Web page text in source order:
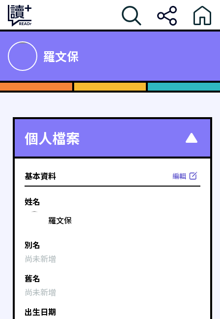
羅文保
個人檔案
基本資料 編輯
姓名
羅文保
別名
尚未新增
舊名
尚未新增
出生日期